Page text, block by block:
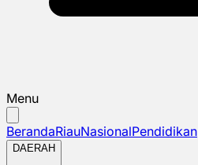
Menu
BerandaRiauNasionalPendidikan
DAERAH